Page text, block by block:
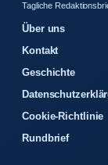
Tagliche
Über uns
Kontakt
Geschichte
Cookie-Richtlinie
Rundbrief